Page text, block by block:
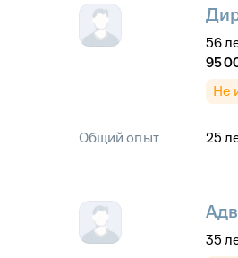
56
95
Не
Общий опыт 25
35